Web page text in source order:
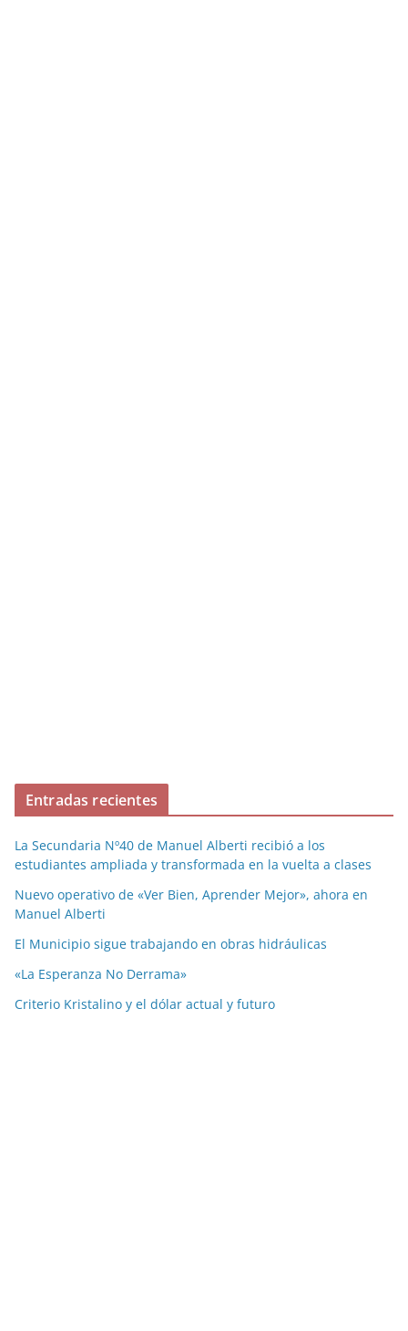
Entradas recientes
La Secundaria Nº40 de Manuel Alberti recibió a los
estudiantes ampliada y transformada en la vuelta a clases
Nuevo operativo de «Ver Bien, Aprender Mejor», ahora en
Manuel Alberti
El Municipio sigue trabajando en obras hidráulicas
«La Esperanza No Derrama»
Criterio Kristalino y el dólar actual y futuro